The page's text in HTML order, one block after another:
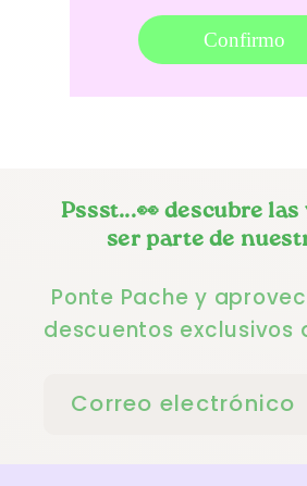
Pssst...👀 descubre las
ser parte de
Ponte Pache y
descuentos exclusivos
Correo electrónico
Confirmo